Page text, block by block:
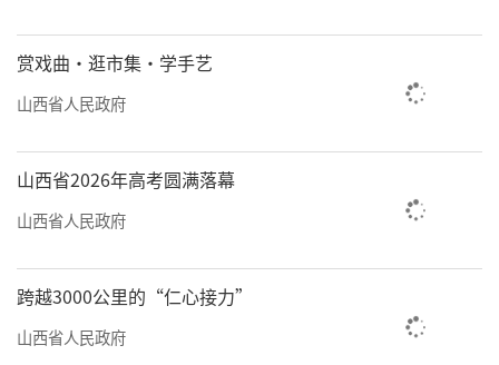
式逐步从传统观光旅游向休闲、度假、体验等
多元业态并重转变。全省各景区主动适应市场
升级行动，满足游客多样化需求。
今年“五一”假期，在晋中乔家大院体验
大呼过瘾。从空中俯瞰乔家大院，他们深刻体
悟到“皇家有故宫，民宅看乔家”的深厚内
赏戏曲·逛市集·学手艺
山西省人民政府
山西省2026年高考圆满落幕
山西省人民政府
跨越3000公里的“仁心接力”
山西省人民政府